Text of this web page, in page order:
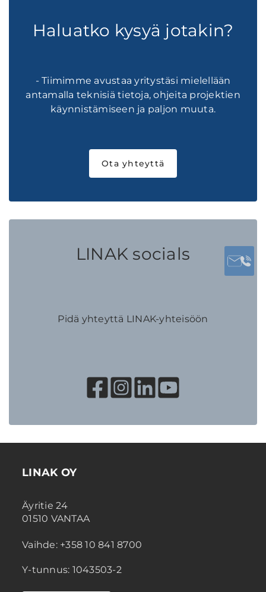
Haluatko kysyä jotakin?
- Tiimimme avustaa yritystäsi mielellään
antamalla teknisiä tietoja, ohjeita projektien
käynnistämiseen ja paljon muuta.
Ota yhteyttä
LINAK socials
Pidä yhteyttä LINAK-yhteisöön
LINAK OY
Äyritie 24
01510 VANTAA
Vaihde: +358 10 841 8700
Y-tunnus: 1043503-2